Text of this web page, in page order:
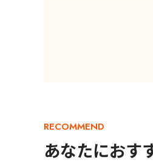
RECOMMEND
あなたにおす